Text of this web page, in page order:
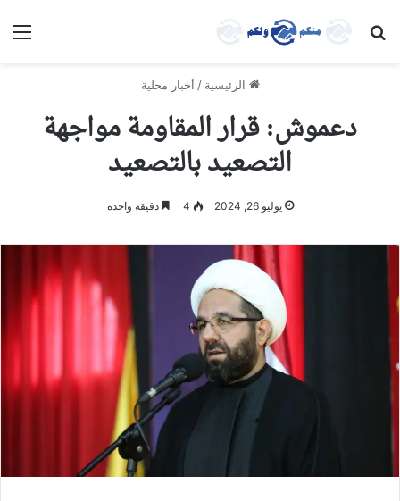
بحث عن
الرئيسية / أخبار محلية
دعموش: قرار المقاومة مواجهة
التصعيد بالتصعيد
يوليو 26, 2024 4 دقيقة واحدة